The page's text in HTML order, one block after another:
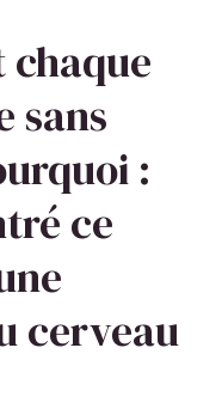
chaque
sans
:
ce
cerveau